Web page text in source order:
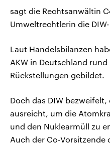
sagt die Rechtsanwältin
Umweltrechtlerin die
Laut Handelsbilanzen
AKW in Deutschland
Rückstellungen gebildet.
Doch das DIW bezweifelt,
ausreicht, um die
und den Nuklearmüll zu
Auch der Co-Vorsitzende